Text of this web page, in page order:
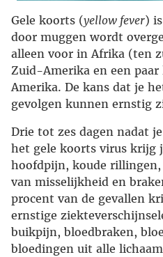
Gele koorts (yellow fever)
door muggen wordt
alleen voor in Afrika (ten
Zuid-Amerika en een
Amerika. De kans dat je
gevolgen kunnen ernstig
Drie tot zes dagen nadat
het gele koorts virus krijg
hoofdpijn, koude rillingen,
van misselijkheid en
procent van de gevallen
ernstige
buikpijn, bloedbraken,
bloedingen uit alle